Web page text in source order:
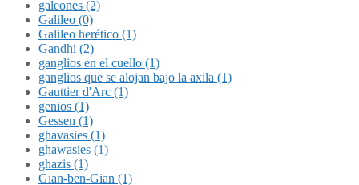
galeones (2)
Galileo (0)
Galileo herético (1)
Gandhi (2)
ganglios en el cuello (1)
ganglios que se alojan bajo la axila (1)
Gauttier d'Arc (1)
genios (1)
Gessen (1)
ghavasies (1)
ghawasies (1)
ghazis (1)
Gian-ben-Gian (1)